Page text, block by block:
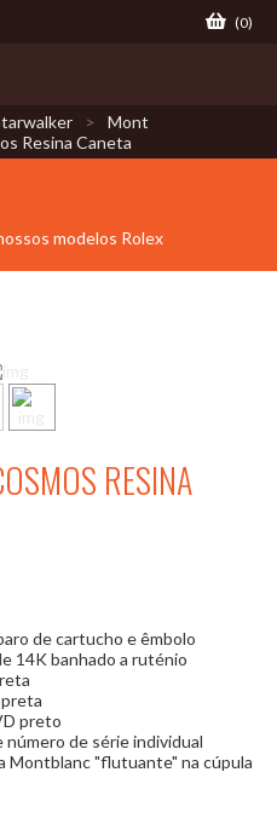
(0)
Mont
Resina Caneta
modelos Rolex
RESINA
de cartucho e êmbolo
14Kbanhado a ruténio
preto
de série individual
Montblanc "flutuante" na cúpula